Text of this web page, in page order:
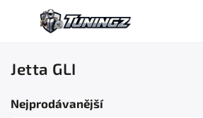
Jetta GLI
Nejprodávanější